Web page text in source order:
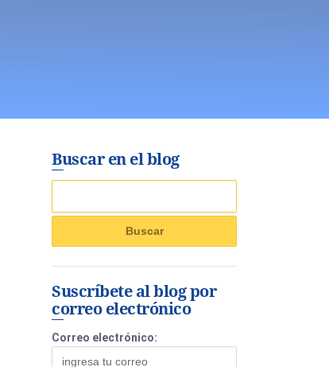
Buscar en el blog
Suscríbete al blog por
correo electrónico
Correo electrónico: